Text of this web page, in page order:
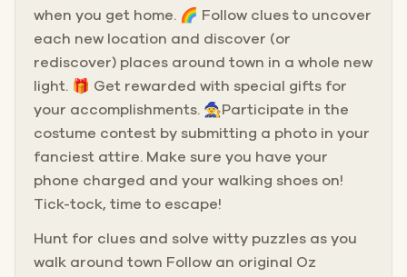
when you get home. 🌈 Follow clues to uncover
each new location and discover (or
rediscover) places around town in a whole new
light. 🎁 Get rewarded with special gifts for
your accomplishments. 🧙Participate in the
costume contest by submitting a photo in your
fanciest attire. Make sure you have your
phone charged and your walking shoes on!
Tick-tock, time to escape!
Hunt for clues and solve witty puzzles as you
walk around town Follow an original Oz